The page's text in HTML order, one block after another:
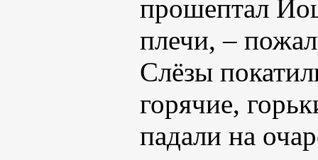
прошептал
плечи, –
Слёзы
горячие,
падали на